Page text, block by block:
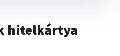
hitelkártya